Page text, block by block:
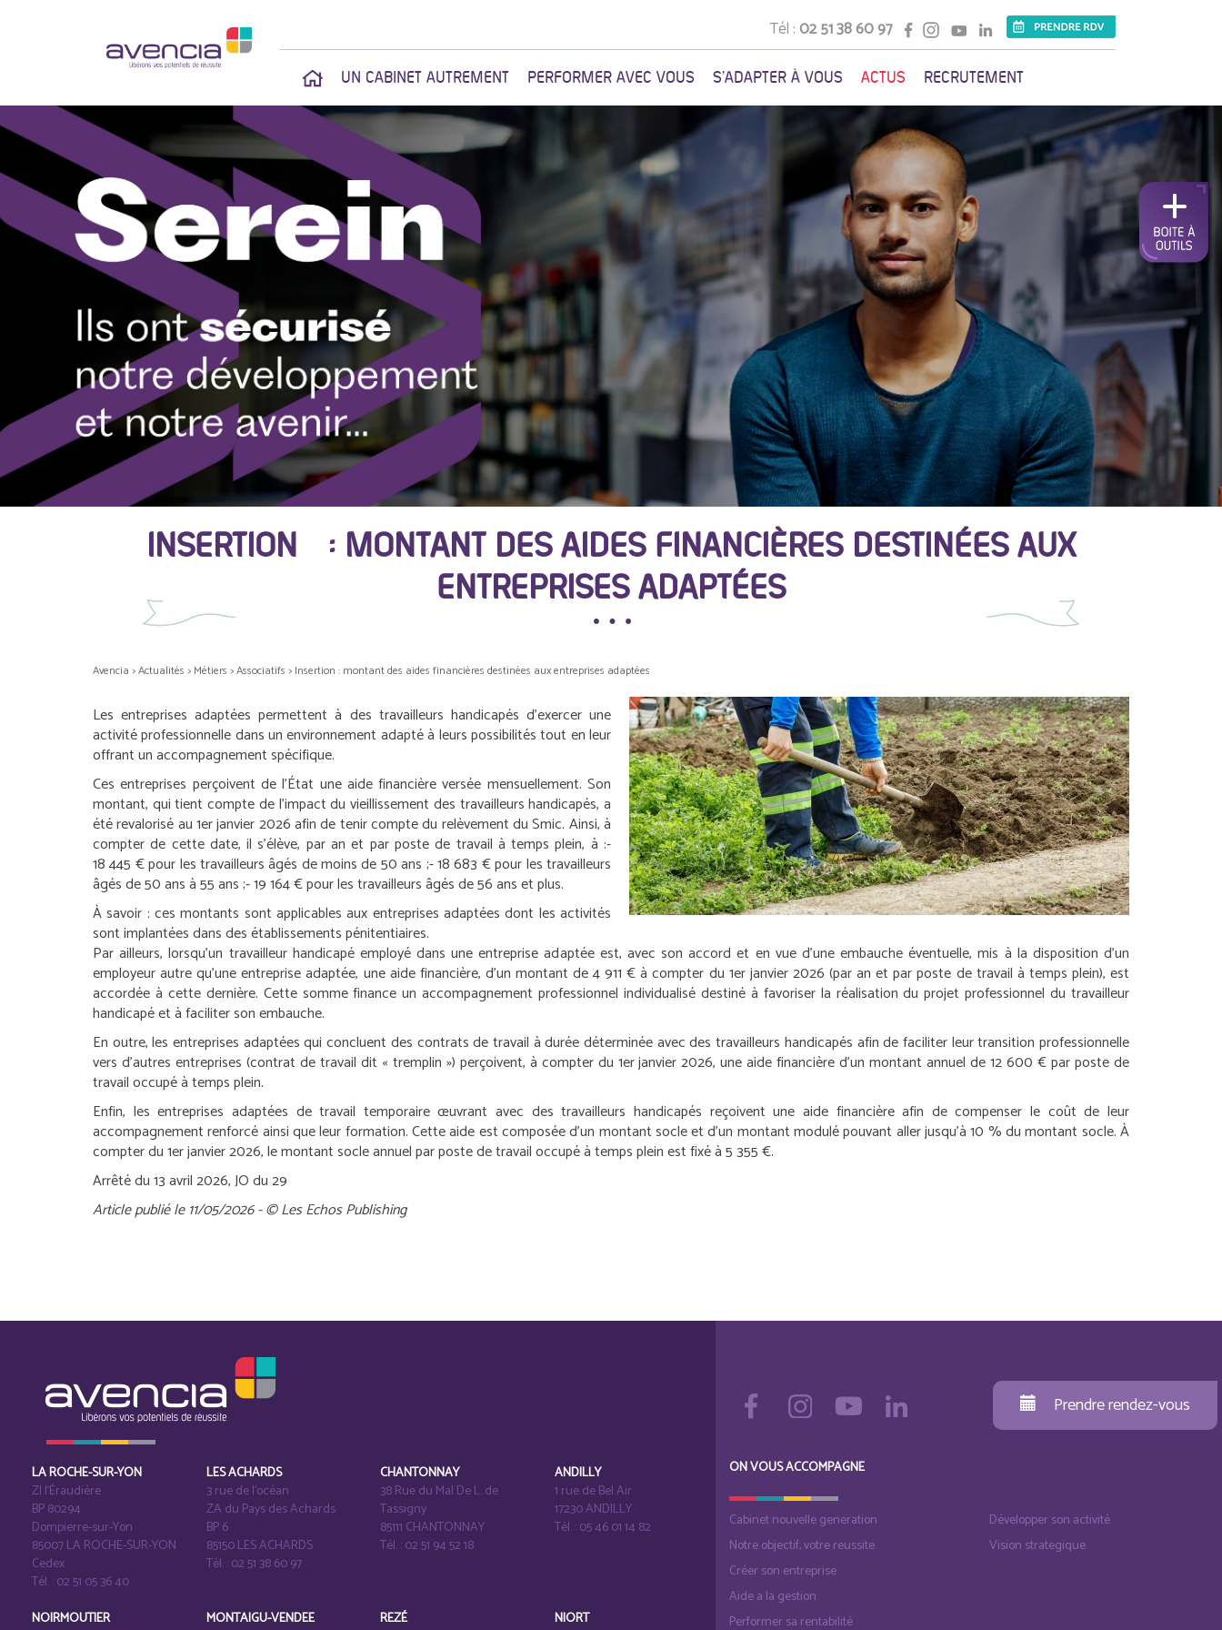
Tél :02 51 38 60 97
UN CABINET AUTREMENT PERFORMER AVEC VOUS S'ADAPTER À VOUS ACTUS RECRUTEMENT
INSERTION : MONTANT DES AIDES FINANCIÈRES DESTINÉES AUX
ENTREPRISES ADAPTÉES
Avencia >Actualités > Métiers >Associatifs > Insertion : montant des aides financières destinées aux entreprises adaptées
Les entreprises adaptées permettent à des travailleurs handicapés d’exercer une
activité professionnelle dans un environnement adapté à leurs possibilités tout en leur
offrant un accompagnement spécifique.
Ces entreprises perçoivent de l’État une aide financière versée mensuellement. Son
montant, qui tient compte de l’impact du vieillissement des travailleurs handicapés, a
été revalorisé au 1erjanvier 2026 afin de tenir compte du relèvement du Smic. Ainsi, à
compter de cette date, il s’élève, par an et par poste de travail à temps plein, à :-
18 445 € pour les travailleurs âgés de moins de 50 ans ;- 18 683 € pour les travailleurs
âgés de 50 ans à 55 ans ;- 19 164 € pour les travailleurs âgés de 56 ans et plus.
À savoir : ces montants sont applicables aux entreprises adaptées dont les activités
sont implantées dans des établissements pénitentiaires.
Par ailleurs, lorsqu’un travailleur handicapé employé dans une entreprise adaptée est, avec son accord et en vue d’une embauche éventuelle, mis à la disposition d’un
employeur autre qu’une entreprise adaptée, une aide financière, d’un montant de 4 911 € à compter du 1erjanvier 2026 (par an et par poste de travail à temps plein), est
accordée à cette dernière. Cette somme finance un accompagnement professionnel individualisé destiné à favoriser la réalisation du projet professionnel du travailleur
handicapé et à faciliter son embauche.
En outre, les entreprises adaptées qui concluent des contrats de travail à durée déterminée avec des travailleurs handicapés afin de faciliter leur transition professionnelle
vers d’autres entreprises (contrat de travail dit « tremplin ») perçoivent, à compter du 1erjanvier 2026, une aide financière d’un montant annuel de 12 600 € par poste de
travail occupé à temps plein.
Enfin, les entreprises adaptées de travail temporaire œuvrant avec des travailleurs handicapés reçoivent une aide financière afin de compenser le coût de leur
accompagnement renforcé ainsi que leur formation. Cette aide est composée d’un montant socle et d’un montant modulé pouvant aller jusqu’à 10 % du montant socle. À
compter du 1erjanvier 2026, le montant socle annuel par poste de travail occupé à temps plein est fixé à 5 355 €.
Arrêté du 13 avril 2026, JO du 29
Article publié le 11/05/2026 - © Les Echos Publishing
LA ROCHE-SUR-YON
ZI l‘Éraudière
BP 80294
Dompierre-sur-Yon
85007 LA ROCHE-SUR-YON
Cedex
Tél. : 02 51 05 36 40
LES ACHARDS
3 rue de l’océan
ZA du Pays des Achards
BP 6
85150 LES ACHARDS
Tél. : 02 51 38 60 97
CHANTONNAY
38 Rue du Mal De L. de
Tassigny
85111 CHANTONNAY
Tél. : 02 51 94 52 18
ANDILLY
1 rue de Bel Air
17230 ANDILLY
Tél. : 05 46 01 14 82
NOIRMOUTIER
MONTAIGU-VENDEE
REZÉ
NIORT
Prendre rendez-vous
ON VOUS ACCOMPAGNE
Cabinet nouvelle generation
Notre objectif, votre reussite
Créer son entreprise
Aide a la gestion
Performer sa rentabilité
Développer son activité
Vision strategique